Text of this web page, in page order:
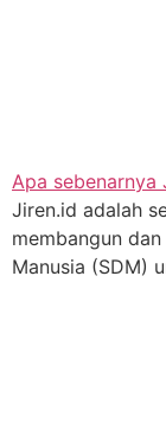
Apa sebenarnya
Jiren.id adalah
membangun
Manusia (SDM)